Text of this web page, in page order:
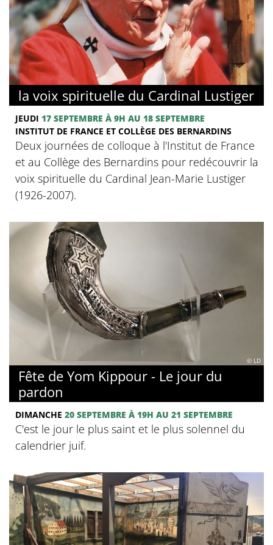
la voix spirituelle du Cardinal Lustiger
JEUDI 17 SEPTEMBRE À 9H AU 18 SEPTEMBRE
INSTITUT DE FRANCE ET COLLÈGE DES BERNARDINS
Deux journées de colloque à l'Institut de France
et au Collège des Bernardins pour redécouvrir la
voix spirituelle du Cardinal Jean-Marie Lustiger
(1926-2007).
© LD
Fête de Yom Kippour - Le jour du
pardon
DIMANCHE 20 SEPTEMBRE À 19H AU 21 SEPTEMBRE
C'est le jour le plus saint et le plus solennel du
calendrier juif.